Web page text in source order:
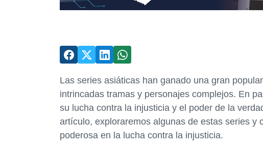
Las series asiáticas han ganado una gran
intrincadas tramas y personajes complejos. En
su lucha contra la injusticia y el poder de la
artículo, exploraremos algunas de estas series y
poderosa en la lucha contra la injusticia.